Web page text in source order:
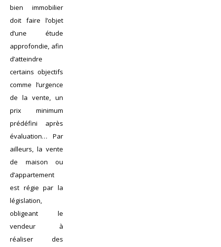
bien immobilier
doit faire l’objet
d’une étude
approfondie, afin
d’atteindre
certains objectifs
comme l’urgence
de la vente, un
prix minimum
prédéfini après
évaluation… Par
ailleurs, la vente
de maison ou
d’appartement
est régie par la
législation,
obligeant le
vendeur à
réaliser des